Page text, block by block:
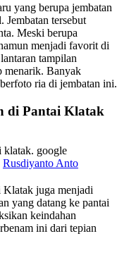
yang berupa jembatan
tersebut
Meski berupa
menjadi favorit di
tampilan
menarik. Banyak
ria di jembatan ini.
di Pantai Klatak
klatak. google
Rusdiyanto Anto
Klatak juga menjadi
yang datang ke pantai
keindahan
ini dari tepian